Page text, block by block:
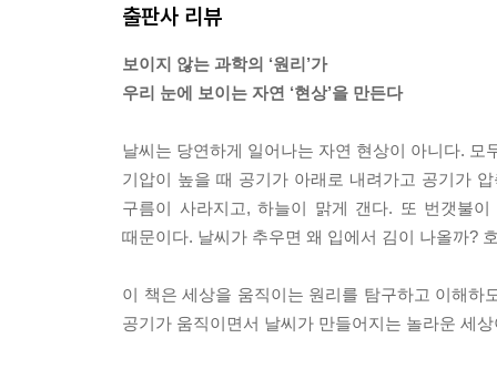
출판사 리뷰
보이지 않는 과학의 ‘원리’가
우리 눈에 보이는 자연 ‘현상’을 만든다
날씨는 당연하게 일어나는 자연 현상이 아니다.
기압이 높을 때 공기가 아래로 내려가고 공기가
구름이 사라지고, 하늘이 맑게 갠다. 또 번갯불
때문이다. 날씨가 추우면 왜 입에서 김이 나올까?
이 책은 세상을 움직이는 원리를 탐구하고 이해
공기가 움직이면서 날씨가 만들어지는 놀라운 세